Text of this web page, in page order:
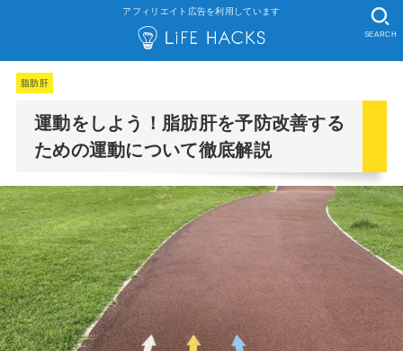
アフィリエイト広告を利用しています
SEARCH
脂肪肝
運動をしよう！脂肪肝を予防改善する
ための運動について徹底解説